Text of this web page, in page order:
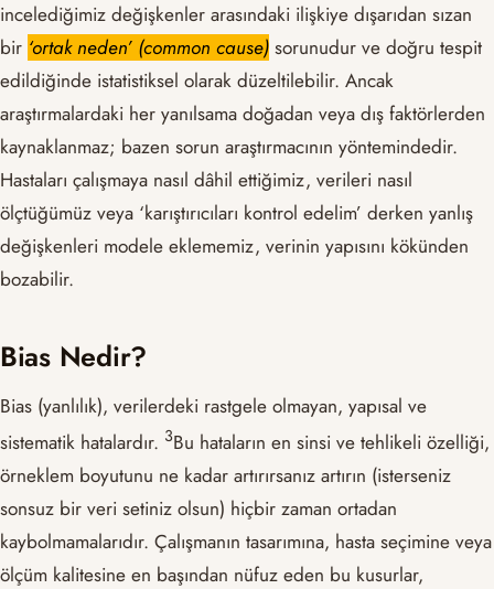
incelediğimiz değişkenler arasındaki ilişkiye dışarıdan sızan
bir ‘ortak neden’ (common cause) sorunudur ve doğru tespit
edildiğinde istatistiksel olarak düzeltilebilir. Ancak
araştırmalardaki her yanılsama doğadan veya dış faktörlerden
kaynaklanmaz; bazen sorun araştırmacının yöntemindedir.
Hastaları çalışmaya nasıl dâhil ettiğimiz, verileri nasıl
ölçtüğümüz veya ‘karıştırıcıları kontrol edelim’ derken yanlış
değişkenleri modele eklememiz, verinin yapısını kökünden
bozabilir.
Bias Nedir?
Bias (yanlılık), verilerdeki rastgele olmayan, yapısal ve
sistematik hatalardır. ​3​Bu hataların en sinsi ve tehlikeli özelliği,
örneklem boyutunu ne kadar artırırsanız artırın (isterseniz
sonsuz bir veri setiniz olsun) hiçbir zaman ortadan
kaybolmamalarıdır. Çalışmanın tasarımına, hasta seçimine veya
ölçüm kalitesine en başından nüfuz eden bu kusurlar,